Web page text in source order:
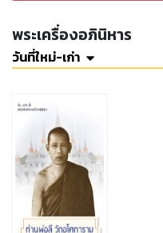
พระเครื่องอภินิหาร
วันที่ใหม่-เก่า